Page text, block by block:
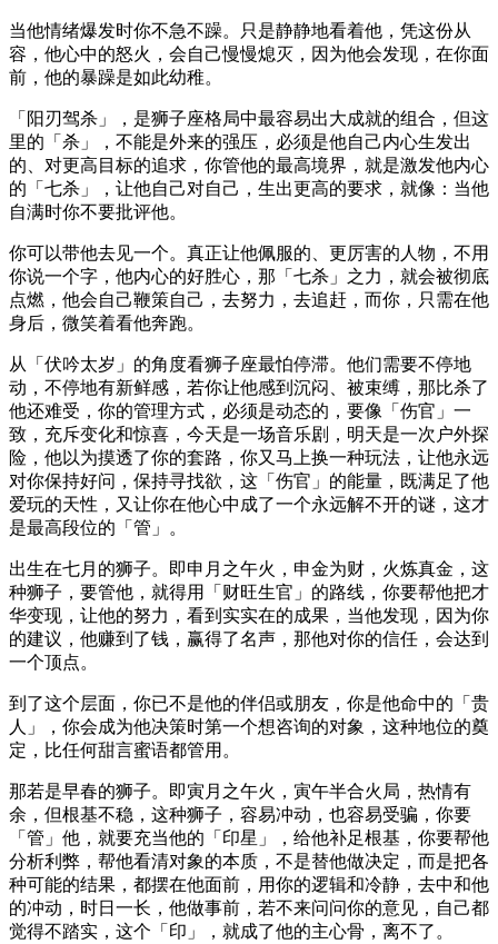
当他情绪爆发时你不急不躁。只是静静地看着他，凭这份从
容，他心中的怒火，会自己慢慢熄灭，因为他会发现，在你面
前，他的暴躁是如此幼稚。
「阳刃驾杀」，是狮子座格局中最容易出大成就的组合，但这
里的「杀」，不能是外来的强压，必须是他自己内心生发出
的、对更高目标的追求，你管他的最高境界，就是激发他内心
的「七杀」，让他自己对自己，生出更高的要求，就像：当他
自满时你不要批评他。
你可以带他去见一个。真正让他佩服的、更厉害的人物，不用
你说一个字，他内心的好胜心，那「七杀」之力，就会被彻底
点燃，他会自己鞭策自己，去努力，去追赶，而你，只需在他
身后，微笑着看他奔跑。
从「伏吟太岁」的角度看狮子座最怕停滞。他们需要不停地
动，不停地有新鲜感，若你让他感到沉闷、被束缚，那比杀了
他还难受，你的管理方式，必须是动态的，要像「伤官」一
致，充斥变化和惊喜，今天是一场音乐剧，明天是一次户外探
险，他以为摸透了你的套路，你又马上换一种玩法，让他永远
对你保持好问，保持寻找欲，这「伤官」的能量，既满足了他
爱玩的天性，又让你在他心中成了一个永远解不开的谜，这才
是最高段位的「管」。
出生在七月的狮子。即申月之午火，申金为财，火炼真金，这
种狮子，要管他，就得用「财旺生官」的路线，你要帮他把才
华变现，让他的努力，看到实实在的成果，当他发现，因为你
的建议，他赚到了钱，赢得了名声，那他对你的信任，会达到
一个顶点。
到了这个层面，你已不是他的伴侣或朋友，你是他命中的「贵
人」，你会成为他决策时第一个想咨询的对象，这种地位的奠
定，比任何甜言蜜语都管用。
那若是早春的狮子。即寅月之午火，寅午半合火局，热情有
余，但根基不稳，这种狮子，容易冲动，也容易受骗，你要
「管」他，就要充当他的「印星」，给他补足根基，你要帮他
分析利弊，帮他看清对象的本质，不是替他做决定，而是把各
种可能的结果，都摆在他面前，用你的逻辑和冷静，去中和他
的冲动，时日一长，他做事前，若不来问问你的意见，自己都
觉得不踏实，这个「印」，就成了他的主心骨，离不了。